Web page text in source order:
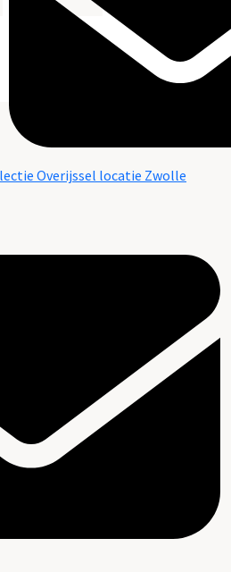
Overijssel locatie Zwolle